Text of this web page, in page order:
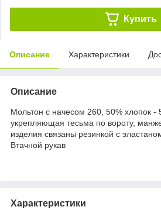
Купить
Описание Характеристики
Описание
Мольтон с начесом 260, 50% хлопок -
укрепляющая тесьма по вороту,
изделия связаны резинкой с
Втачной рукав
Характеристики